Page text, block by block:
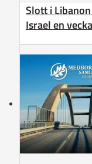
Slott i
Israel en